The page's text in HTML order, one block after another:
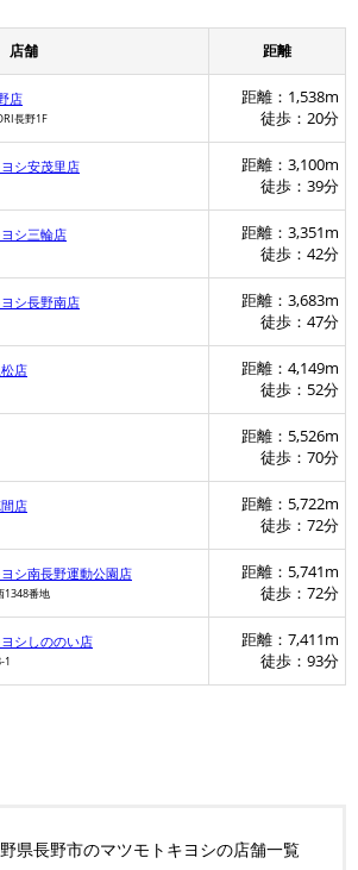
店舗 距離
店
長野1F
距離：1,538m
徒歩：20分
シ安茂里店
距離：3,100m
徒歩：39分
シ三輪店
距離：3,351m
徒歩：42分
シ長野南店
距離：3,683m
徒歩：47分
店
距離：4,149m
徒歩：52分
距離：5,526m
徒歩：70分
店
距離：5,722m
徒歩：72分
シ南長野運動公園店
1348番地
距離：5,741m
徒歩：72分
シしののい店
1
距離：7,411m
徒歩：93分
県長野市のマツモトキヨシの店舗一覧